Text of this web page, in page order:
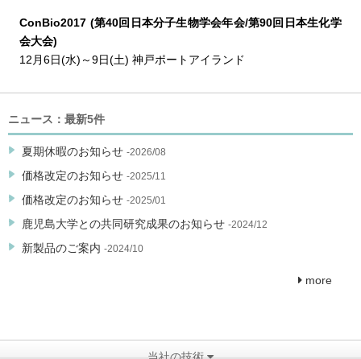
ConBio2017 (第40回日本分子生物学会年会/第90回日本生化学
会大会)
12月6日(水)～9日(土) 神戸ポートアイランド
ニュース：最新5件
夏期休暇のお知らせ -2026/08
価格改定のお知らせ -2025/11
価格改定のお知らせ -2025/01
鹿児島大学との共同研究成果のお知らせ -2024/12
新製品のご案内 -2024/10
more
当社の技術